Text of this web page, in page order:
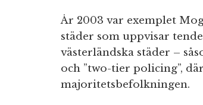
År 2003 var exemplet
städer som uppvisar
västerländska städer –
och ”two-tier policing”,
majoritetsbefolkningen.